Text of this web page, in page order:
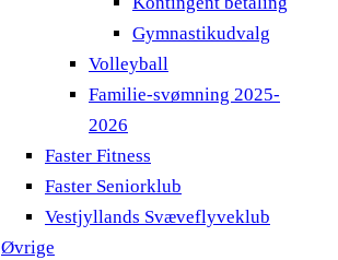
Gymnastikudvalg
Volleyball
Familie-svømning 2025-
2026
Faster Fitness
Faster Seniorklub
Vestjyllands Svæveflyveklub
Øvrige